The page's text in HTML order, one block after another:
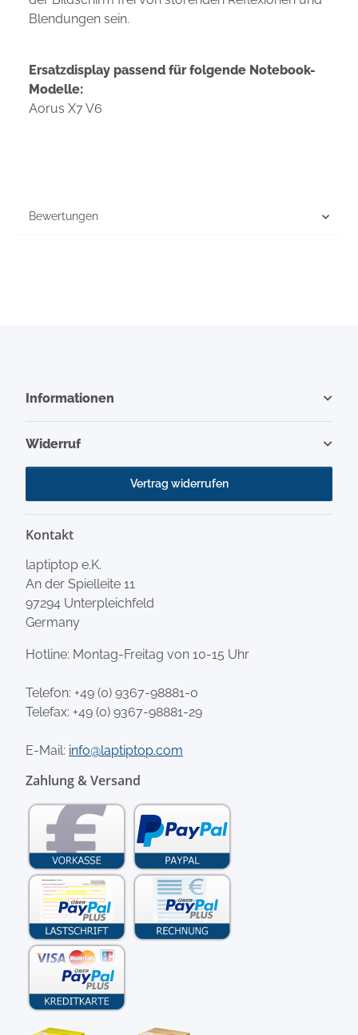
Blendungen sein.
Ersatzdisplay passend für folgende Notebook-
Modelle:
Aorus X7 V6
Bewertungen
Informationen
Widerruf
Vertrag widerrufen
Kontakt
laptiptop e.K.
An der Spielleite 11
97294 Unterpleichfeld
Germany
Hotline: Montag-Freitag von 10-15 Uhr
Telefon: +49 (0) 9367-98881-0
Telefax: +49 (0) 9367-98881-29
E-Mail: info@laptiptop.com
Zahlung & Versand